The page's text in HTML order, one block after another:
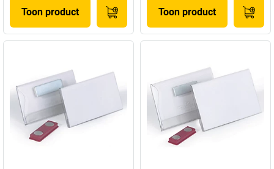
Toon product Toon product